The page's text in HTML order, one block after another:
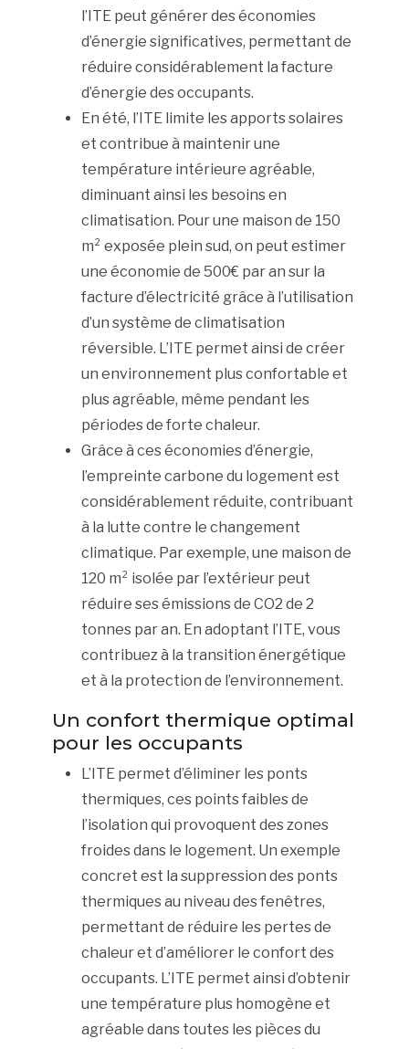
l’ITE peut générer des économies
d’énergie significatives, permettant de
réduire considérablement la facture
d’énergie des occupants.
En été, l’ITE limite les apports solaires
et contribue à maintenir une
température intérieure agréable,
diminuant ainsi les besoins en
climatisation. Pour une maison de 150
m² exposée plein sud, on peut estimer
une économie de 500€ par an sur la
facture d’électricité grâce à l’utilisation
d’un système de climatisation
réversible. L’ITE permet ainsi de créer
un environnement plus confortable et
plus agréable, même pendant les
périodes de forte chaleur.
Grâce à ces économies d’énergie,
l’empreinte carbone du logement est
considérablement réduite, contribuant
à la lutte contre le changement
climatique. Par exemple, une maison de
120 m² isolée par l’extérieur peut
réduire ses émissions de CO2 de 2
tonnes par an. En adoptant l’ITE, vous
contribuez à la transition énergétique
et à la protection de l’environnement.
Un confort thermique optimal
pour les occupants
L’ITE permet d’éliminer les ponts
thermiques, ces points faibles de
l’isolation qui provoquent des zones
froides dans le logement. Un exemple
concret est la suppression des ponts
thermiques au niveau des fenêtres,
permettant de réduire les pertes de
chaleur et d’améliorer le confort des
occupants. L’ITE permet ainsi d’obtenir
une température plus homogène et
agréable dans toutes les pièces du